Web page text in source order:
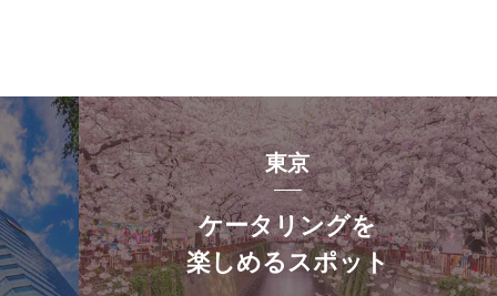
東京
ケータリングを
楽しめるスポット